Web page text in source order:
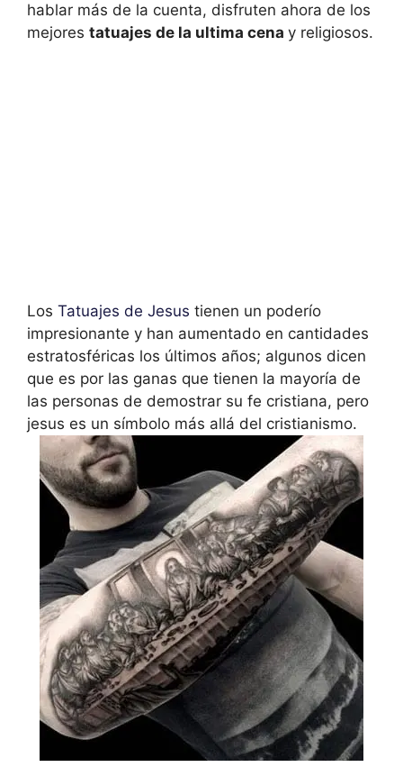
hablar más de la cuenta, disfruten ahora de los
mejores tatuajes de la ultima cena y religiosos.
Los Tatuajes de Jesus tienen un poderío
impresionante y han aumentado en cantidades
estratosféricas los últimos años; algunos dicen
que es por las ganas que tienen la mayoría de
las personas de demostrar su fe cristiana, pero
jesus es un símbolo más allá del cristianismo.